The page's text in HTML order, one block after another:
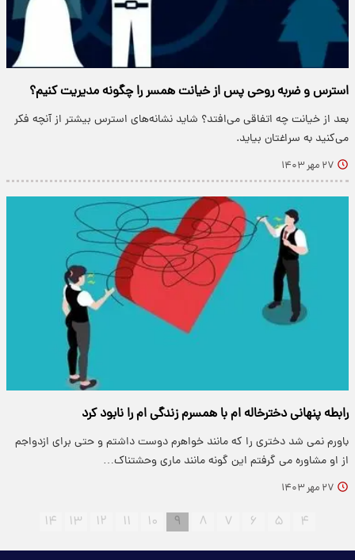
استرس و ضربه روحی پس از خیانت همسر را چگونه مدیریت کنیم؟
بعد از خیانت چه اتفاقی می‌افتد؟ شاید نشانه‌های استرس بیشتر از آنچه فکر
می‌کنید به سراغتان بیاید.
۲۷ مهر ۱۴۰۳
رابطه پنهانی دخترخاله ام با همسرم زندگی ام را نابود کرد
باورم نمی شد دختری را که مانند خواهرم دوست داشتم و حتی برای ازدواجم
از او مشاوره می گرفتم این گونه مانند ماری وحشتناک…
۲۷ مهر ۱۴۰۳
۴ ۵ ۶ ۷ ۸ ۹ ۱۰ ۱۱ ۱۲ ۱۳ ۱۴